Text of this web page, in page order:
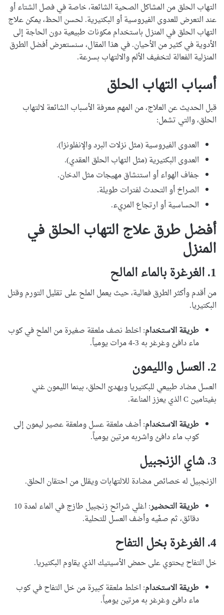
التهاب الحلق من المشاكل الصحية الشائعة، خاصة في فصل الشتاء أو
عند التعرض للعدوى الفيروسية أو البكتيرية. لحسن الحظ، يمكن علاج
التهاب الحلق في المنزل باستخدام مكونات طبيعية دون الحاجة إلى
الأدوية في كثير من الأحيان. في هذا المقال، سنستعرض أفضل الطرق
المنزلية الفعالة لتخفيف الألم والالتهاب بسرعة.
أسباب التهاب الحلق
قبل الحديث عن العلاج، من المهم معرفة الأسباب الشائعة لالتهاب
الحلق، والتي تشمل:
العدوى الفيروسية (مثل نزلات البرد والإنفلونزا).
العدوى البكتيرية (مثل التهاب الحلق العقدي).
جفاف الهواء أو استنشاق مهيجات مثل الدخان.
الصراخ أو التحدث لفترات طويلة.
الحساسية أو ارتجاع المريء.
أفضل طرق علاج التهاب الحلق في
المنزل
1. الغرغرة بالماء المالح
من أقدم وأكثر الطرق فعالية، حيث يعمل الملح على تقليل التورم وقتل
البكتيريا.
طريقة الاستخدام: اخلط نصف ملعقة صغيرة من الملح في كوب
ماء دافئ وغرغر به 3-4 مرات يومياً.
2. العسل والليمون
العسل مضاد طبيعي للبكتيريا ويهدئ الحلق، بينما الليمون غني
بفيتامين C الذي يعزز المناعة.
طريقة الاستخدام: أضف ملعقة عسل وملعقة عصير ليمون إلى
كوب ماء دافئ واشربه مرتين يومياً.
3. شاي الزنجبيل
الزنجبيل له خصائص مضادة للالتهابات ويقلل من احتقان الحلق.
طريقة التحضير
: اغلي شرائح زنجبيل طازج في الماء لمدة 10
دقائق، ثم صفّيه وأضف العسل للتحلية.
4. الغرغرة بخل التفاح
خل التفاح يحتوي على حمض الأسيتيك الذي يقاوم البكتيريا.
طريقة الاستخدام: اخلط ملعقة كبيرة من خل التفاح في كوب
ماء دافئ وغرغر به مرتين يومياً.